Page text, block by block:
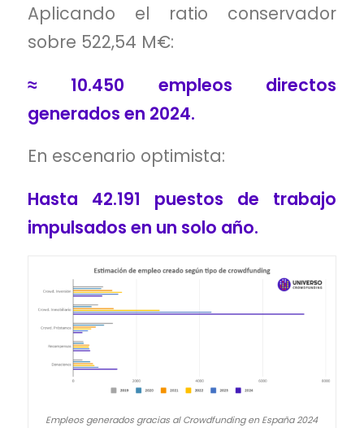
Aplicando el ratio conservador
sobre 522,54 M€:
≈ 10.450 empleos directos
generados en 2024.
En escenario optimista:
Hasta 42.191 puestos de trabajo
impulsados en un solo año.
Empleos generados gracias al Crowdfunding en España 2024